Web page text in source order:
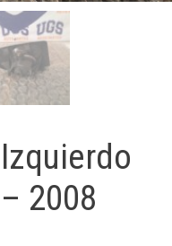
2008